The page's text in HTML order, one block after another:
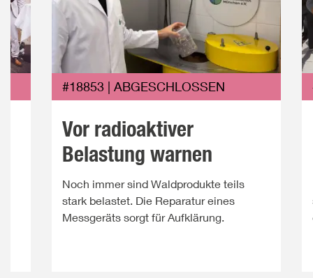
#18853 | ABGESCHLOSSEN
Vor radioaktiver
Belastung warnen
Noch immer sind Waldprodukte teils
stark belastet. Die Reparatur eines
Messgeräts sorgt für Aufklärung.